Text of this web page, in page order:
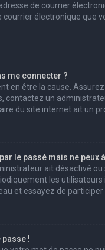
de courrier
courrier électronique
me connecter ?
en être la cause.
contactez un
du site internet ait un
le passé mais ne peux
ait désactivé
les utilisateurs
et essayez de
passe !